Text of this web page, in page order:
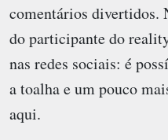
comentários divertidos.
do participante do
nas redes sociais: é
a toalha e um pouco
aqui.